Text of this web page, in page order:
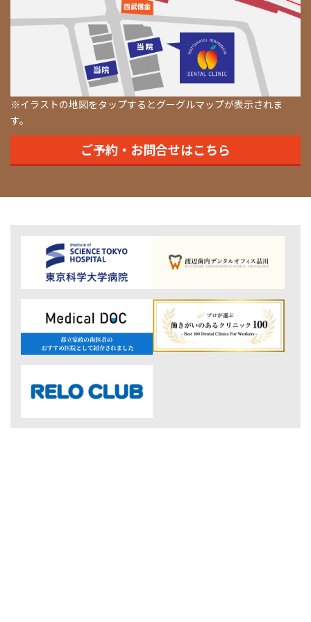
※イラストの地図をタップするとグーグルマップが表示されま
す。
ご予約・お問合せはこちら